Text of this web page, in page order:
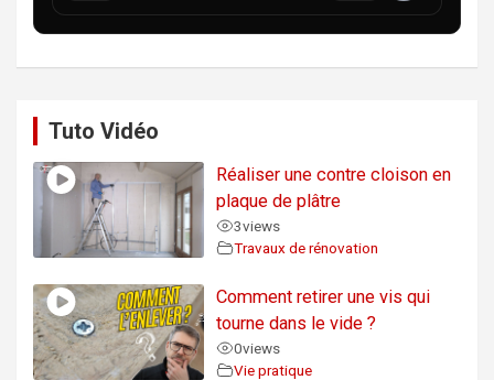
Tuto Vidéo
Réaliser une contre cloison en
plaque de plâtre
3views
Travaux de rénovation
Comment retirer une vis qui
tourne dans le vide ?
0views
Vie pratique